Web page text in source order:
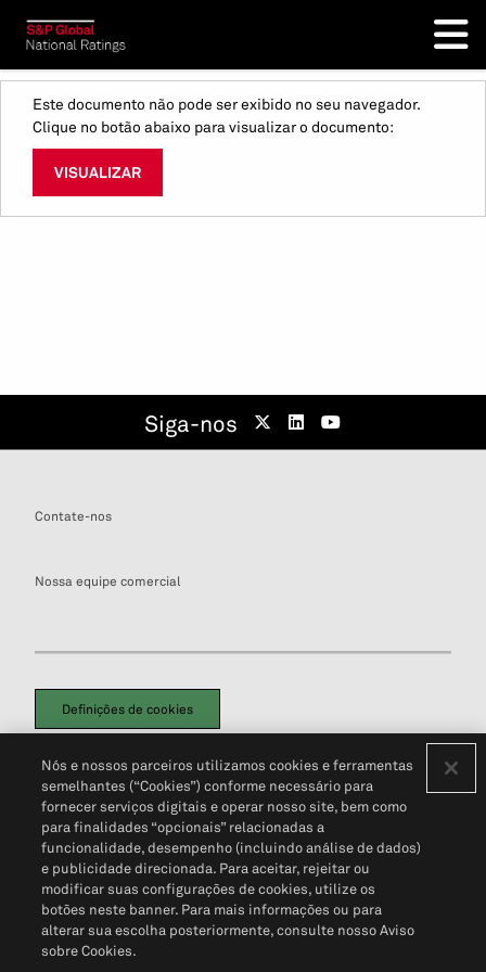
Este documento não pode ser exibido no seu navegador.
Clique no botão abaixo para visualizar o documento:
VISUALIZAR
Siga-nos
Contate-nos
Nossa equipe comercial
Definições de cookies
Política de PrivacidadePortal de privacidade do cliente (em inglês)
Não Venda Minhas Informações Pessoais© 2026 S&P Global
Nós e nossos parceiros utilizamos cookies e ferramentas
semelhantes (“Cookies”) conforme necessário para
fornecer serviços digitais e operar nosso site, bem como
para finalidades “opcionais” relacionadas a
funcionalidade, desempenho (incluindo análise de dados)
e publicidade direcionada. Para aceitar, rejeitar ou
modificar suas configurações de cookies, utilize os
botões neste banner. Para mais informações ou para
alterar sua escolha posteriormente, consulte nosso Aviso
sobre Cookies.